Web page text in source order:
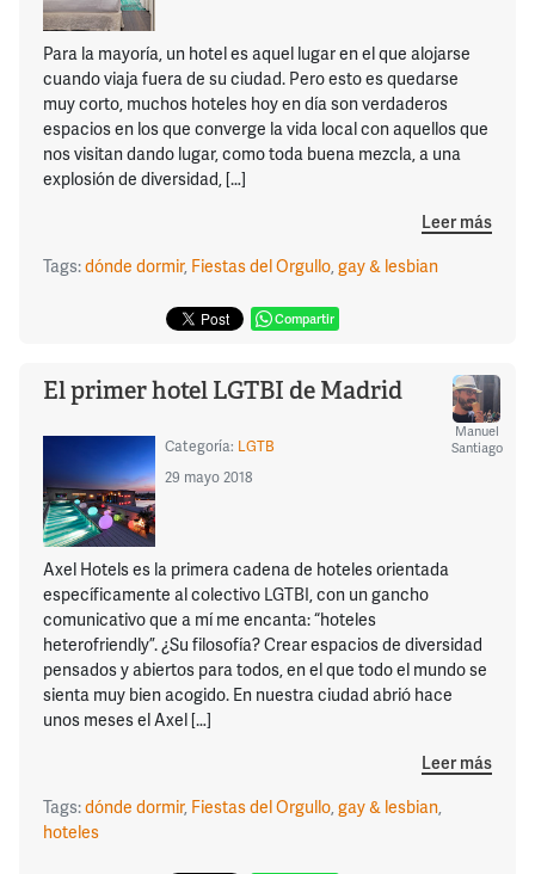
Para la mayoría, un hotel es aquel lugar en el que alojarse
cuando viaja fuera de su ciudad. Pero esto es quedarse
muy corto, muchos hoteles hoy en día son verdaderos
espacios en los que converge la vida local con aquellos que
nos visitan dando lugar, como toda buena mezcla, a una
explosión de diversidad, […]
Leer más
Tags:dónde dormir, Fiestas del Orgullo gay & lesbian
Compartir
El primer hotel LGTBI de Madrid
Manuel
Santiago
Categoría: LGTB
29 mayo 2018
Axel Hotels es la primera cadena de hoteles orientada
específicamente al colectivo LGTBI, con un gancho
comunicativo que a mí me encanta: “hoteles
heterofriendly”. ¿Su filosofía? Crear espacios de diversidad
pensados y abiertos para todos, en el que todo el mundo se
sienta muy bien acogido. En nuestra ciudad abrió hace
unos meses el Axel […]
Leer más
Tags:dónde dormir, Fiestas del Orgullo,gay & lesbian,
hoteles